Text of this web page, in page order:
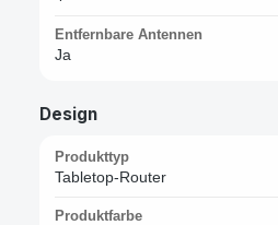
Entfernbare Antennen
Ja
Design
Produkttyp
Tabletop-Router
Produktfarbe